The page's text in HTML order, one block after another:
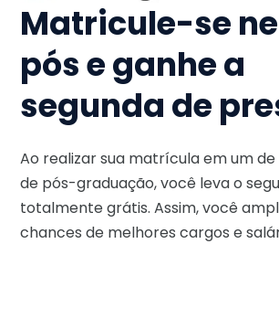
Matricule-se
pós e ganhe a
segunda de
Ao realizar sua matrícula em um de
de pós-graduação, você leva o
totalmente grátis. Assim, você
chances de melhores cargos e